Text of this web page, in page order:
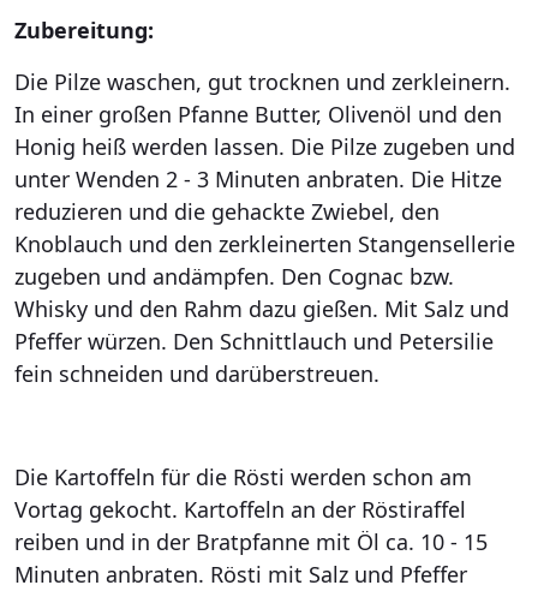
Zubereitung:
Die Pilze waschen, gut trocknen und zerkleinern.
In einer großen Pfanne Butter, Olivenöl und den
Honig heiß werden lassen. Die Pilze zugeben und
unter Wenden 2 - 3 Minuten anbraten. Die Hitze
reduzieren und die gehackte Zwiebel, den
Knoblauch und den zerkleinerten Stangensellerie
zugeben und andämpfen. Den Cognac bzw.
Whisky und den Rahm dazu gießen. Mit Salz und
Pfeffer würzen. Den Schnittlauch und Petersilie
fein schneiden und darüberstreuen.
Die Kartoffeln für die Rösti werden schon am
Vortag gekocht. Kartoffeln an der Röstiraffel
reiben und in der Bratpfanne mit Öl ca. 10 - 15
Minuten anbraten. Rösti mit Salz und Pfeffer